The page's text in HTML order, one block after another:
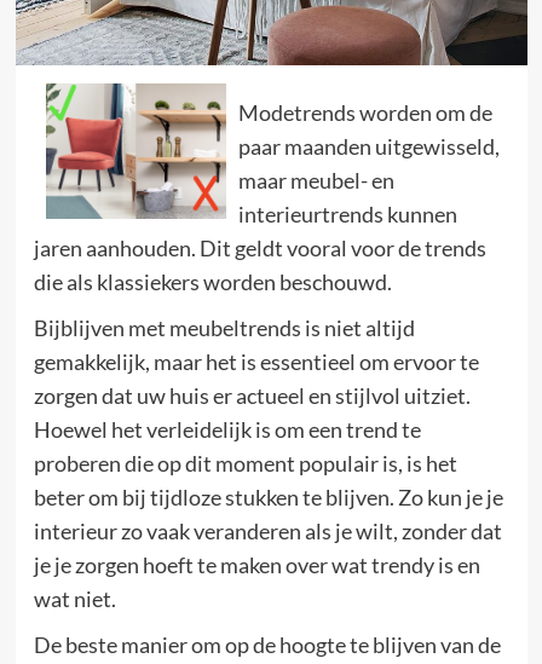
Modetrends worden om de
paar maanden uitgewisseld,
maar meubel- en
interieurtrends kunnen
jaren aanhouden. Dit geldt vooral voor de trends
die als klassiekers worden beschouwd.
Bijblijven met meubeltrends is niet altijd
gemakkelijk, maar het is essentieel om ervoor te
zorgen dat uw huis er actueel en stijlvol uitziet.
Hoewel het verleidelijk is om een trend te
proberen die op dit moment populair is, is het
beter om bij tijdloze stukken te blijven. Zo kun je je
interieur zo vaak veranderen als je wilt, zonder dat
je je zorgen hoeft te maken over wat trendy is en
wat niet.
De beste manier om op de hoogte te blijven van de